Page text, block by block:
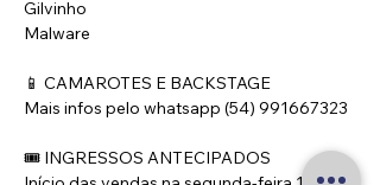
Gilvinho
Malware
📱 CAMAROTES E BACKSTAGE
Mais infos pelo whatsapp (54) 991667323
🎟 INGRESSOS ANTECIPADOS